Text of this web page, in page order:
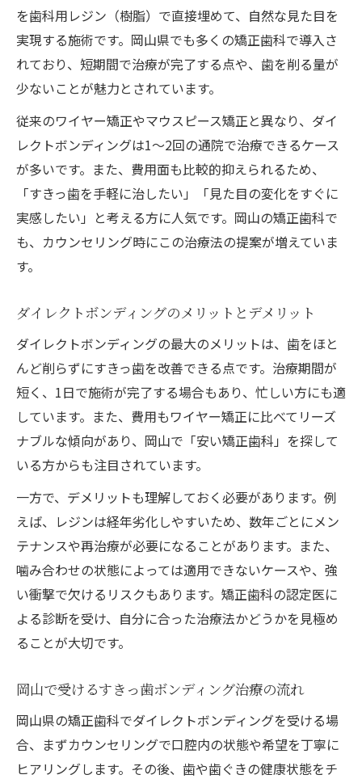
を歯科用レジン（樹脂）で直接埋めて、自然な見た目を
実現する施術です。岡山県でも多くの矯正歯科で導入さ
れており、短期間で治療が完了する点や、歯を削る量が
少ないことが魅力とされています。
従来のワイヤー矯正やマウスピース矯正と異なり、ダイ
レクトボンディングは1～2回の通院で治療できるケース
が多いです。また、費用面も比較的抑えられるため、
「すきっ歯を手軽に治したい」「見た目の変化をすぐに
実感したい」と考える方に人気です。岡山の矯正歯科で
も、カウンセリング時にこの治療法の提案が増えていま
す。
ダイレクトボンディングのメリットとデメリット
ダイレクトボンディングの最大のメリットは、歯をほと
んど削らずにすきっ歯を改善できる点です。治療期間が
短く、1日で施術が完了する場合もあり、忙しい方にも適
しています。また、費用もワイヤー矯正に比べてリーズ
ナブルな傾向があり、岡山で「安い矯正歯科」を探して
いる方からも注目されています。
一方で、デメリットも理解しておく必要があります。例
えば、レジンは経年劣化しやすいため、数年ごとにメン
テナンスや再治療が必要になることがあります。また、
噛み合わせの状態によっては適用できないケースや、強
い衝撃で欠けるリスクもあります。矯正歯科の認定医に
よる診断を受け、自分に合った治療法かどうかを見極め
ることが大切です。
岡山で受けるすきっ歯ボンディング治療の流れ
岡山県の矯正歯科でダイレクトボンディングを受ける場
合、まずカウンセリングで口腔内の状態や希望を丁寧に
ヒアリングします。その後、歯や歯ぐきの健康状態をチ